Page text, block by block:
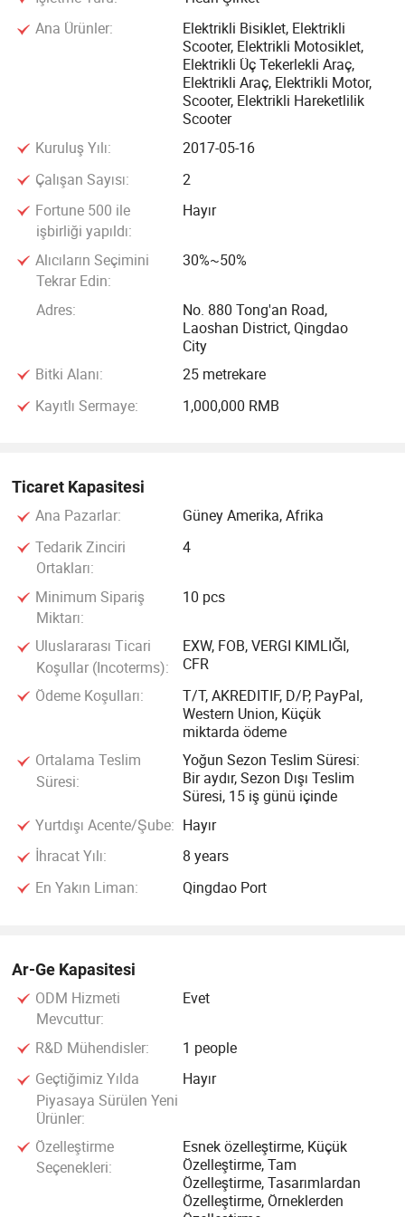
yanındaki kuruluşlarla samimi bir şekilde işbirliği yapmaya
Ana Ürünler:
Elektrikli Bisiklet, Elektrikli
Scooter, Elektrikli Motosiklet,
Elektrikli Üç Tekerlekli Araç,
Elektrikli Araç, Elektrikli Motor,
Scooter, Elektrikli Hareketlilik
Scooter
Kuruluş Yılı:
2017-05-16
Çalışan Sayısı:
2
Fortune 500 ile
işbirliği yapıldı:
Hayır
Alıcıların Seçimini
Tekrar Edin:
30%~50%
Adres:
No. 880 Tong'an Road,
Laoshan District, Qingdao
City
Bitki Alanı:
25 metrekare
Kayıtlı Sermaye:
1,000,000 RMB
Ticaret Kapasitesi
Ana Pazarlar:
Güney Amerika, Afrika
Tedarik Zinciri
Ortakları:
4
Minimum Sipariş
Miktarı:
10 pcs
Uluslararası Ticari
Koşullar (Incoterms):
EXW, FOB, VERGI KIMLIĞI,
CFR
Ödeme Koşulları:
T/T, AKREDITIF, D/P, PayPal,
Western Union, Küçük
miktarda ödeme
Ortalama Teslim
Süresi:
Yoğun Sezon Teslim Süresi:
Bir aydır, Sezon Dışı Teslim
Süresi, 15 iş günü içinde
Yurtdışı Acente/Şube: Hayır
İhracat Yılı:
8 years
En Yakın Liman:
Qingdao Port
Ar-Ge Kapasitesi
ODM Hizmeti
Mevcuttur:
Evet
R&D Mühendisler:
1 people
Geçtiğimiz Yılda
Piyasaya Sürülen Yeni
Ürünler:
Hayır
Özelleştirme
Seçenekleri:
Esnek özelleştirme, Küçük
Özelleştirme, Tam
Özelleştirme, Tasarımlardan
Özelleştirme, Örneklerden